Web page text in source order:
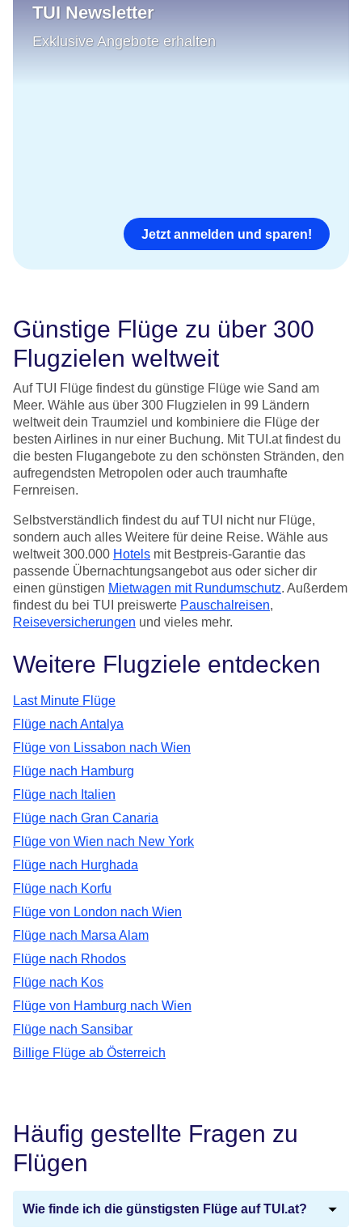
TUI Newsletter
Exklusive Angebote erhalten
Jetzt anmelden und sparen!
Günstige Flüge zu über 300
Flugzielen weltweit
Auf TUI Flüge findest du günstige Flüge wie Sand am
Meer. Wähle aus über 300 Flugzielen in 99 Ländern
weltweit dein Traumziel und kombiniere die Flüge der
besten Airlines in nur einer Buchung. Mit TUI.at findest du
die besten Flugangebote zu den schönsten Stränden, den
aufregendsten Metropolen oder auch traumhafte
Fernreisen.
Selbstverständlich findest du auf TUI nicht nur Flüge,
sondern auch alles Weitere für deine Reise. Wähle aus
weltweit 300.000 Hotels mit Bestpreis-Garantie das
passende Übernachtungsangebot aus oder sicher dir
einen günstigen Mietwagen mit Rundumschutz. Außerdem
findest du bei TUI preiswerte Pauschalreisen,
Reiseversicherungen und vieles mehr.
Weitere Flugziele entdecken
Last Minute Flüge
Flüge nach Antalya
Flüge von Lissabon nach Wien
Flüge nach Hamburg
Flüge nach Italien
Flüge nach Gran Canaria
Flüge von Wien nach New York
Flüge nach Hurghada
Flüge nach Korfu
Flüge von London nach Wien
Flüge nach Marsa Alam
Flüge nach Rhodos
Flüge nach Kos
Flüge von Hamburg nach Wien
Flüge nach Sansibar
Billige Flüge ab Österreich
Häufig gestellte Fragen zu
Flügen
Wie finde ich die günstigsten Flüge auf TUI.at?